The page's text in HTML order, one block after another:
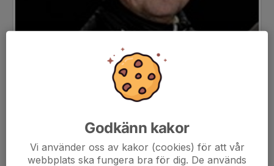
Godkänn kakor
Vi använder oss av kakor (cookies) för att vår
webbplats ska fungera bra för dig. De används